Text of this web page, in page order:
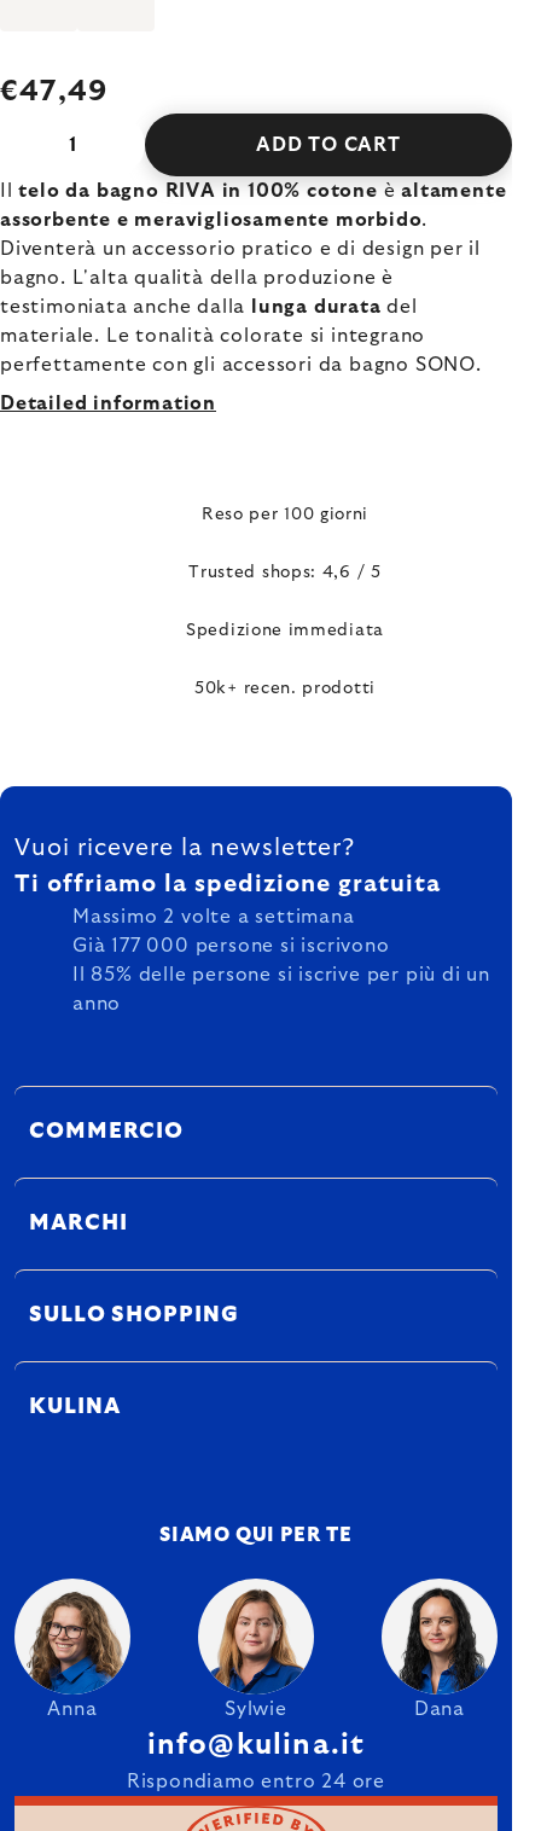
€47,49
ADD TO CART
Iltelo da bagno RIVA in 100% cotone èaltamente
assorbente e meravigliosamente morbido.
Diventerà un accessorio pratico e di design per il
bagno. L'alta qualità della produzione è
testimoniata anche dalla
lunga durata del
materiale. Le tonalità colorate si integrano
perfettamente con gli accessori da bagno SONO.
Detailed information
Reso per 100 giorni
Trusted shops: 4,6 / 5
Spedizione immediata
50k+ recen. prodotti
FOOTER
Vuoi ricevere la newsletter?
Ti offriamo la spedizione gratuita
Massimo 2 volte a settimana
Già 177 000 persone si iscrivono
Il 85% delle persone si iscrive per più di un
anno
COMMERCIO
MARCHI
SULLO SHOPPING
KULINA
SIAMO QUI PER TE
Anna Sylwie Dana
info@kulina.it
Rispondiamo entro 24 ore